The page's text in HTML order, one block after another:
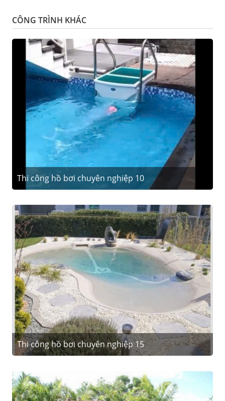
CÔNG TRÌNH KHÁC
Thi công hồ bơi chuyên nghiệp 10
Thi công hồ bơi chuyên nghiệp 15